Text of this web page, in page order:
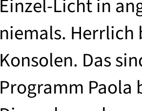
Einzel-Licht in
niemals.
Konsolen. Das
Programm Paola